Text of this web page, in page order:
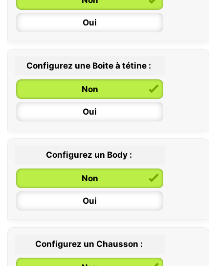
6 / 36 mois
Oui
Configurez une Boite à tétine :
Non
Oui
Configurez un Body :
Non
Oui
0 / 6 mois
Configurez un Chausson :